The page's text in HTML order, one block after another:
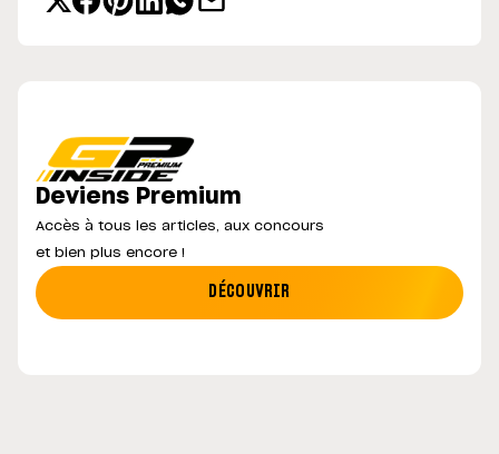
Deviens Premium
Accès à tous les articles, aux concours
et bien plus encore !
DÉCOUVRIR